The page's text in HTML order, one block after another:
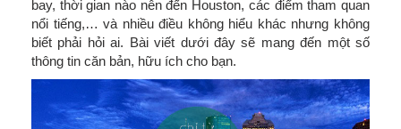
bay, thời gian nào nên đến Houston, các điểm tham quan
nổi tiếng,… và nhiều điều không hiểu khác nhưng không
biết phải hỏi ai. Bài viết dưới đây sẽ mang đến một số
thông tin căn bản, hữu ích cho bạn.